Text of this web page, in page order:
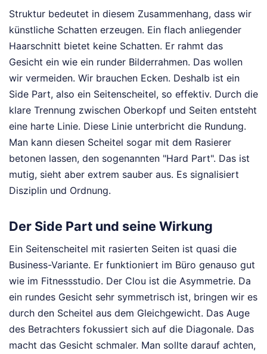
Struktur bedeutet in diesem Zusammenhang, dass wir
künstliche Schatten erzeugen. Ein flach anliegender
Haarschnitt bietet keine Schatten. Er rahmt das
Gesicht ein wie ein runder Bilderrahmen. Das wollen
wir vermeiden. Wir brauchen Ecken. Deshalb ist ein
Side Part, also ein Seitenscheitel, so effektiv. Durch die
klare Trennung zwischen Oberkopf und Seiten entsteht
eine harte Linie. Diese Linie unterbricht die Rundung.
Man kann diesen Scheitel sogar mit dem Rasierer
betonen lassen, den sogenannten "Hard Part". Das ist
mutig, sieht aber extrem sauber aus. Es signalisiert
Disziplin und Ordnung.
Der Side Part und seine Wirkung
Ein Seitenscheitel mit rasierten Seiten ist quasi die
Business-Variante. Er funktioniert im Büro genauso gut
wie im Fitnessstudio. Der Clou ist die Asymmetrie. Da
ein rundes Gesicht sehr symmetrisch ist, bringen wir es
durch den Scheitel aus dem Gleichgewicht. Das Auge
des Betrachters fokussiert sich auf die Diagonale. Das
macht das Gesicht schmaler. Man sollte darauf achten,